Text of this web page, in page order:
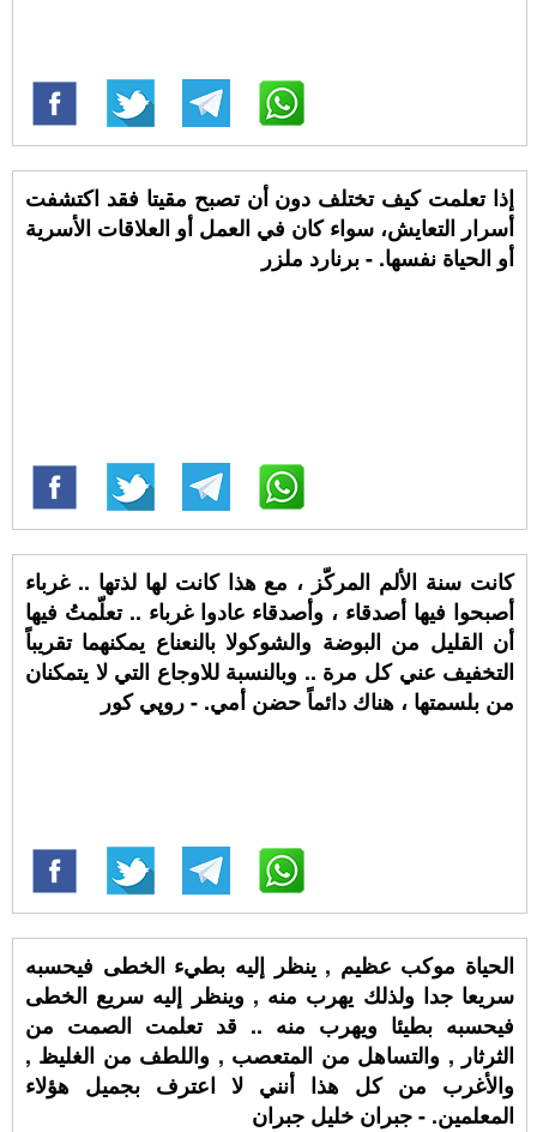
إذا تعلمت كيف تختلف دون أن تصبح مقيتا فقد اكتشفت
أسرار التعايش، سواء كان في العمل أو العلاقات الأسرية
أو الحياة نفسها. - برنارد ملزر
كانت سنة الألم المركّز ، مع هذا كانت لها لذتها .. غرباء
أصبحوا فيها أصدقاء ، وأصدقاء عادوا غرباء .. تعلّمتُ فيها
أن القليل من البوضة والشوكولا بالنعناع يمكنهما تقريباً
التخفيف عني كل مرة .. وبالنسبة للاوجاع التي لا يتمكنان
من بلسمتها ، هناك دائماً حضن أمي. - روپي كور
الحياة موكب عظيم , ينظر إليه بطيء الخطى فيحسبه
سريعا جدا ولذلك يهرب منه , وينظر إليه سريع الخطى
فيحسبه بطيئا ويهرب منه .. قد تعلمت الصمت من
الثرثار , والتساهل من المتعصب , واللطف من الغليظ ,
والأغرب من كل هذا أنني لا اعترف بجميل هؤلاء
المعلمين. - جبران خليل جبران